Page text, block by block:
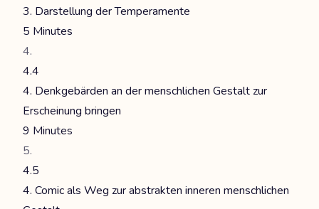
3. Darstellung der Temperamente
5 Minutes
4.4
4. Denkgebärden an der menschlichen Gestalt zur
Erscheinung bringen
9 Minutes
4.5
4. Comic als Weg zur abstrakten inneren menschlichen